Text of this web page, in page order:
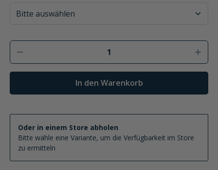
Produkt Anzahl: Gib den gewünschten
In den Warenkorb
Oder in einem Store abholen
Bitte wähle eine Variante, um die Verfügbarkeit im Store